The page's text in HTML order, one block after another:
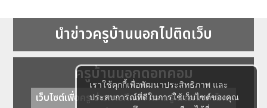
เราใช้คุกกี้เพื่อพัฒนาประสิทธิภาพ และ
ประสบการณ์ที่ดีในการใช้เว็บไซต์ของคุณ
นำข่าวครูบ้านนอกไปติดเว็บ
ครูบ้านนอกดอทคอม
เว็บไซต์เพื่อครู ข่าวการศึกษา ความรู้ การศึกษาไทย